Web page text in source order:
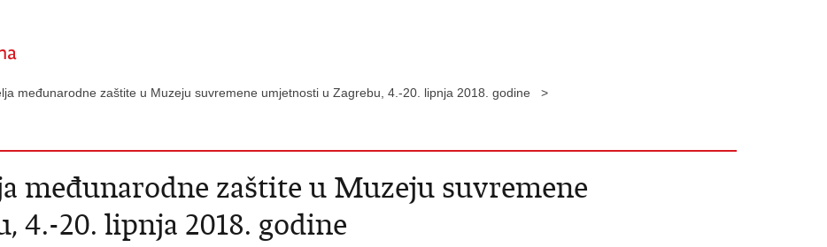
međunarodne zaštite u Muzeju suvremene umjetnosti u Zagrebu, 4.-20. lipnja 2018. godine >
međunarodne zaštite u Muzeju suvremene
4.-20. lipnja 2018. godine